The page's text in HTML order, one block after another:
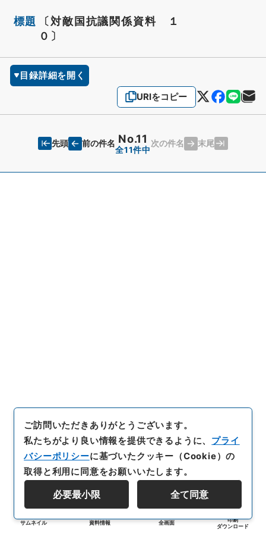
標題
〔対敵国抗議関係資料 １
０〕
目録詳細を開く
URIをコピー
先頭 前の件名 No.11
全11件中
次の件名 末尾
サムネイル 資料情報 全画面
印刷
ダウンロード
ご訪問いただきありがとうございます。
私たちがより良い情報を提供できるように、 プライ
バシーポリシーに基づいたクッキー（Cookie）の
取得と利用に同意をお願いいたします。
必要最小限 全て同意